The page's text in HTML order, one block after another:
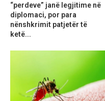
“perdeve” janë legjitime në
diplomaci, por para
nënshkrimit patjetër të
ketë...